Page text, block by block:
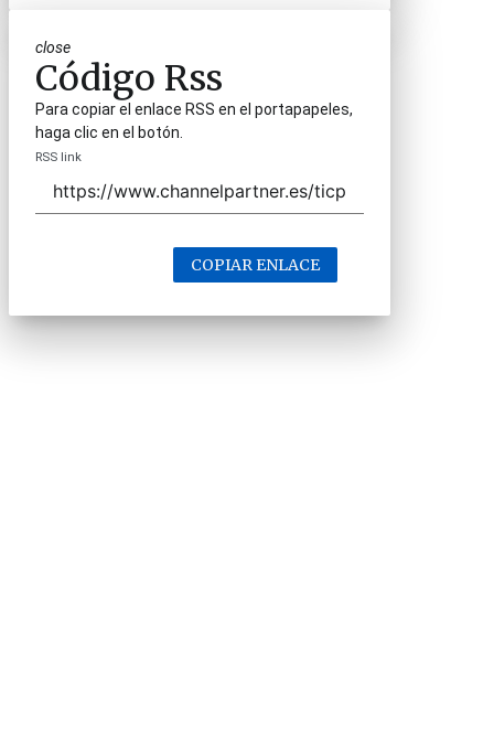
close
Código Rss
Para copiar el enlace RSS en el portapapeles,
haga clic en el botón.
RSS link
COPIAR ENLACE